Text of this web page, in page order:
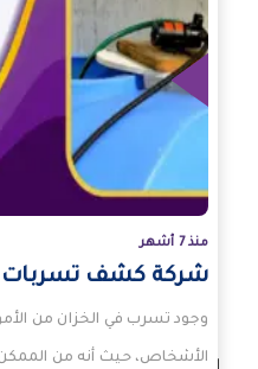
منذ 7 أشهر
شركة كشف تسربات
وجود تسرب في الخزان من
الأشخاص، حيث أنه من